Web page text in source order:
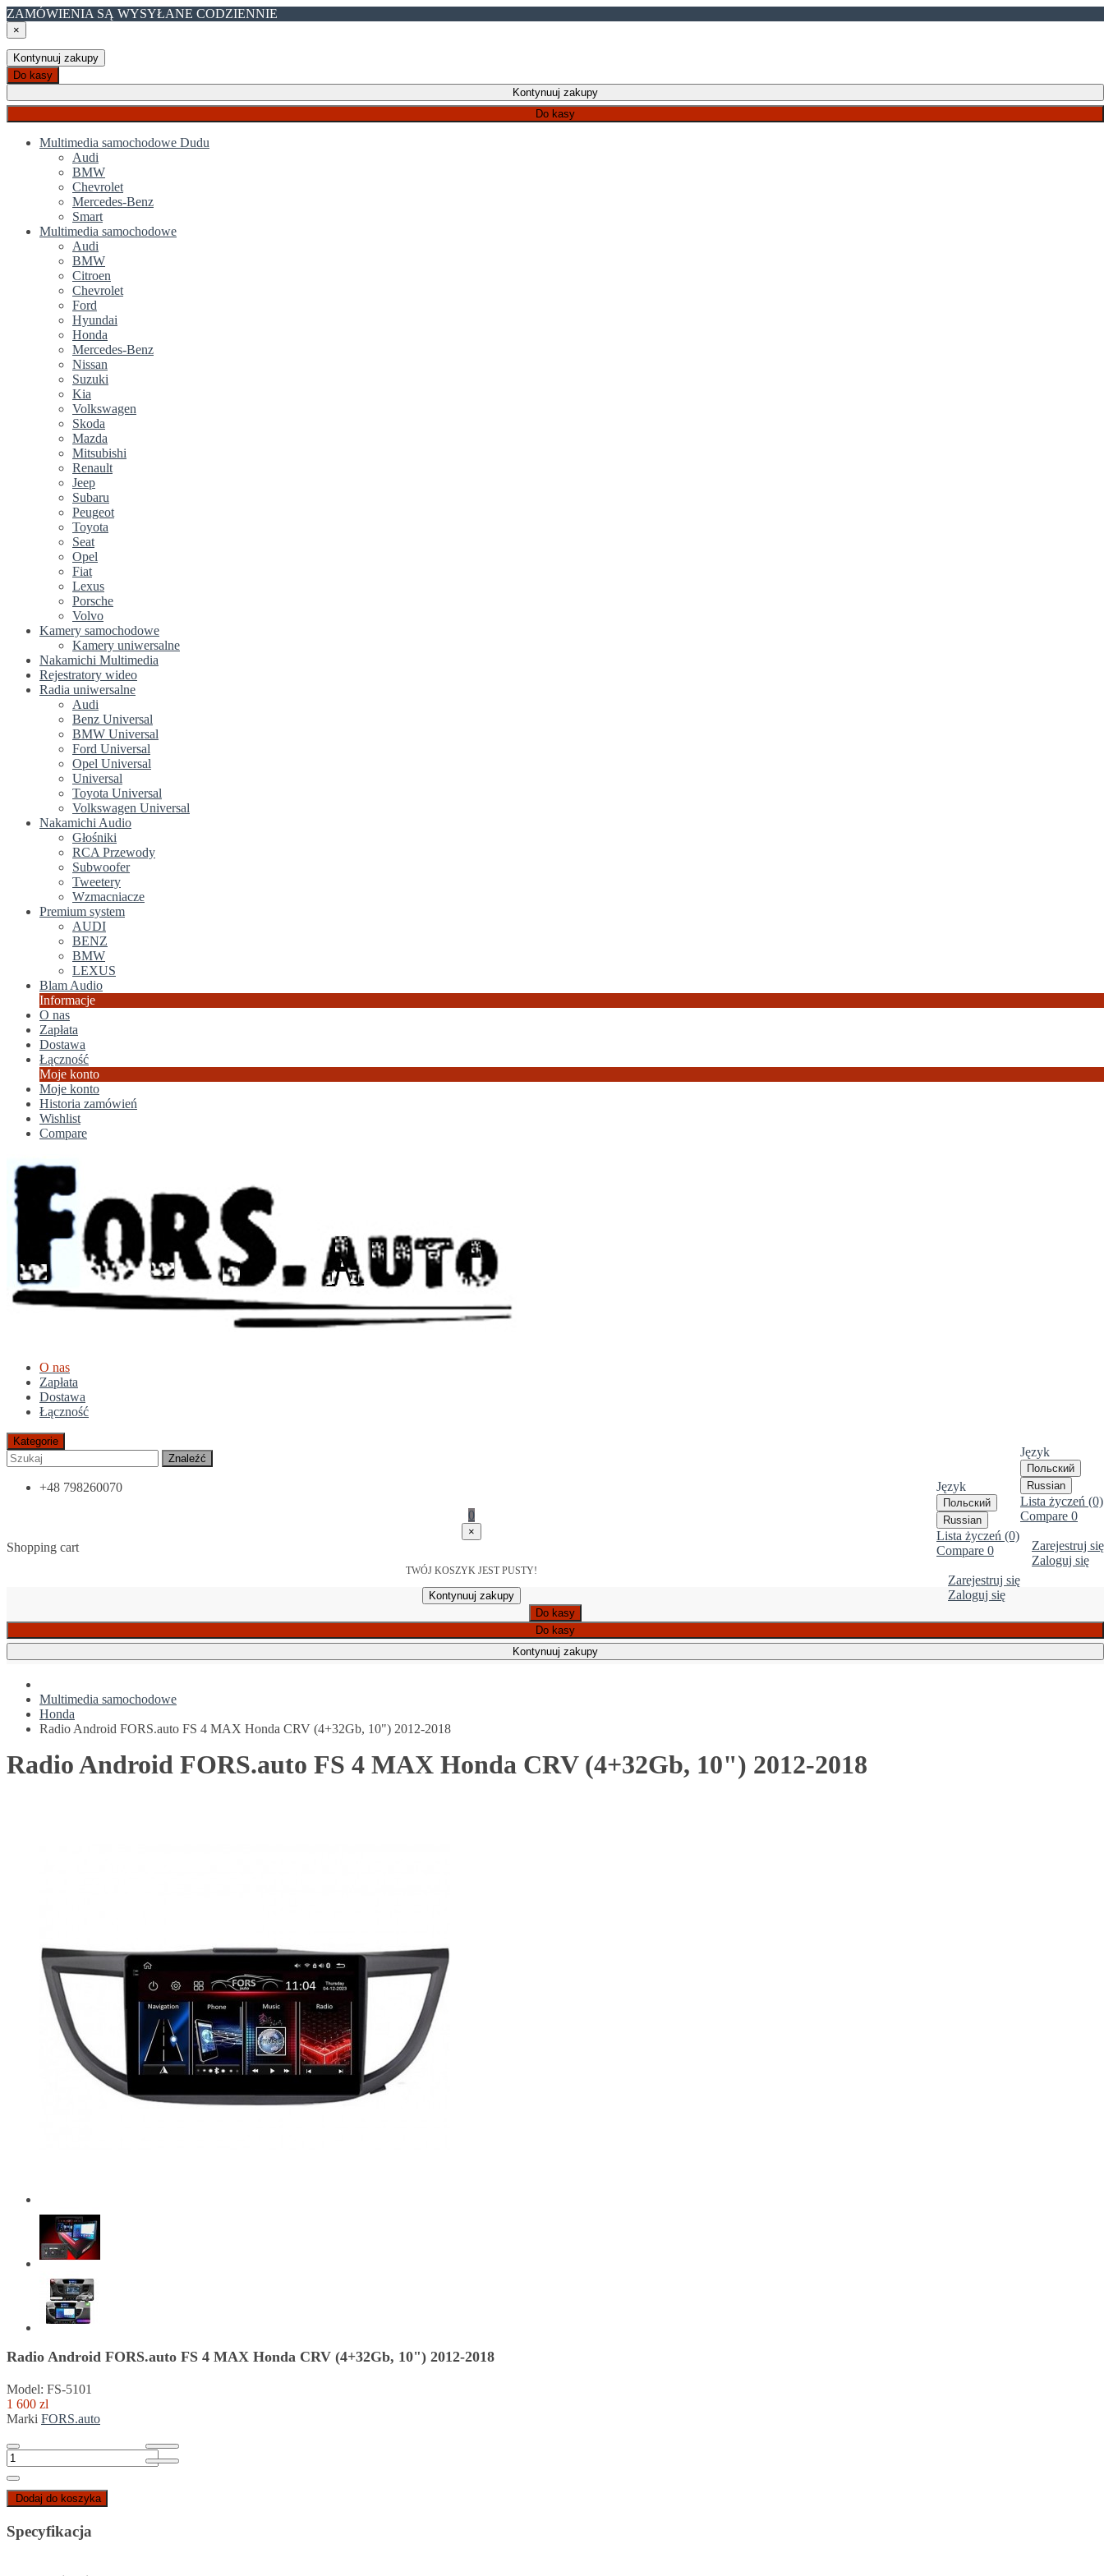
ZAMÓWIENIA SĄ WYSYŁANE CODZIENNIE
×
Kontynuuj zakupy
Do kasy
Kontynuuj zakupy
Do kasy
Multimedia samochodowe Dudu
Audi
BMW
Chevrolet
Mercedes-Benz
Smart
Multimedia samochodowe
Audi
BMW
Citroen
Chevrolet
Ford
Hyundai
Honda
Mercedes-Benz
Nissan
Suzuki
Kia
Volkswagen
Skoda
Mazda
Mitsubishi
Renault
Jeep
Subaru
Peugeot
Toyota
Seat
Opel
Fiat
Lexus
Porsche
Volvo
Kamery samochodowe
Kamery uniwersalne
Nakamichi Multimedia
Rejestratory wideo
Radia uniwersalne
Audi
Benz Universal
BMW Universal
Ford Universal
Opel Universal
Universal
Toyota Universal
Volkswagen Universal
Nakamichi Audio
Głośniki
RCA Przewody
Subwoofer
Tweetery
Wzmacniacze
Premium system
AUDI
BENZ
BMW
LEXUS
Blam Audio
Informacje
O nas
Zapłata
Dostawa
Łączność
Moje konto
Moje konto
Historia zamówień
Wishlist
Compare
O nas
Zapłata
Dostawa
Łączność
Język
Польский
Russian
Lista życzeń (0)
Compare 0
Zarejestruj się
Zaloguj się
Kategorie
Znaleźć
Język
Польский
Russian
Lista życzeń (0)
Compare 0
Zarejestruj się
Zaloguj się
+48 798260070
0
×
Shopping cart
TWÓJ KOSZYK JEST PUSTY!
Kontynuuj zakupy
Do kasy
Do kasy
Kontynuuj zakupy
Multimedia samochodowe
Honda
Radio Android FORS.auto FS 4 MAX Honda CRV (4+32Gb, 10") 2012-2018
Radio Android FORS.auto FS 4 MAX Honda CRV (4+32Gb, 10") 2012-2018
Radio Android FORS.auto FS 4 MAX Honda CRV (4+32Gb, 10") 2012-2018
Model: FS-5101
1 600 zl
Marki FORS.auto
Dodaj do koszyka
Specyfikacja